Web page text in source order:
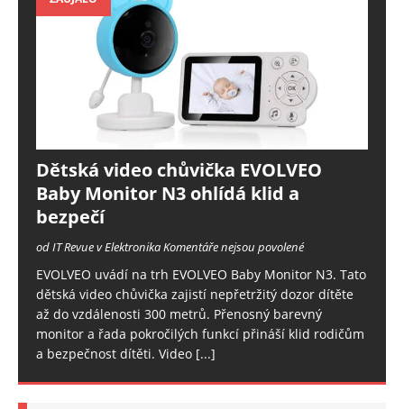
Dětská video chůvička EVOLVEO
Baby Monitor N3 ohlídá klid a
bezpečí
od IT Revue v ElektronikaKomentáře nejsou povolené
EVOLVEO uvádí na trh EVOLVEO Baby Monitor N3. Tato
dětská video chůvička zajistí nepřetržitý dozor dítěte
až do vzdálenosti 300 metrů. Přenosný barevný
monitor a řada pokročilých funkcí přináší klid rodičům
a bezpečnost dítěti. Video [...]